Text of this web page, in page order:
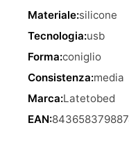
Materiale:silicone
Tecnologia:usb
Forma:coniglio
Consistenza:media
Marca:Latetobed
EAN: